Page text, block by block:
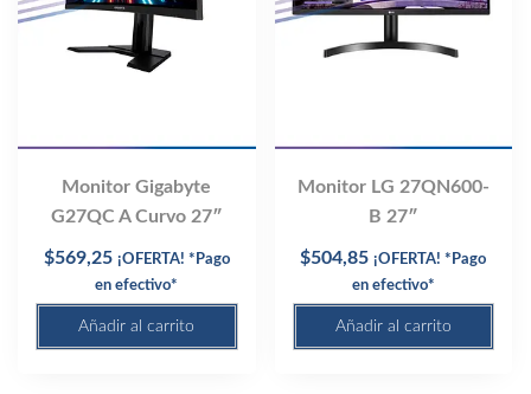
Monitor Gigabyte
G27QC A Curvo 27″
$569,25 ¡OFERTA! *Pago
en efectivo*
Añadir al carrito
Monitor LG 27QN600-
B 27″
$504,85 ¡OFERTA! *Pago
en efectivo*
Añadir al carrito